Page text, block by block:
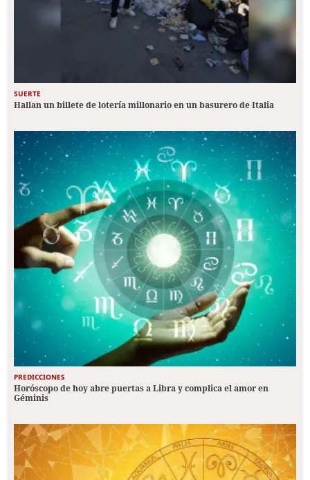
SUERTE
Hallan un billete de lotería millonario en un basurero de Italia
PREDICCIONES
Horóscopo de hoy abre puertas a Libra y complica el amor en
Géminis